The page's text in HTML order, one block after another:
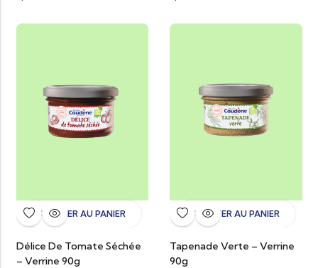
AJOUTER AU PANIER
Délice De Tomate Séchée
– Verrine 90g
AJOUTER AU PANIER
Tapenade Verte – Verrine
90g